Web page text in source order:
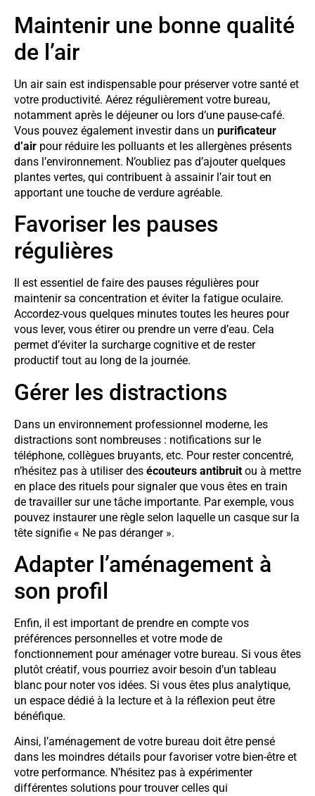
Maintenir une bonne qualité
de l’air
Un air sain est indispensable pour préserver votre santé et
votre productivité. Aérez régulièrement votre bureau,
notamment après le déjeuner ou lors d’une pause-café.
Vous pouvez également investir dans un purificateur
d’air pour réduire les polluants et les allergènes présents
dans l’environnement. N’oubliez pas d’ajouter quelques
plantes vertes, qui contribuent à assainir l’air tout en
apportant une touche de verdure agréable.
Favoriser les pauses
régulières
Il est essentiel de faire des pauses régulières pour
maintenir sa concentration et éviter la fatigue oculaire.
Accordez-vous quelques minutes toutes les heures pour
vous lever, vous étirer ou prendre un verre d’eau. Cela
permet d’éviter la surcharge cognitive et de rester
productif tout au long de la journée.
Gérer les distractions
Dans un environnement professionnel moderne, les
distractions sont nombreuses : notifications sur le
téléphone, collègues bruyants, etc. Pour rester concentré,
n’hésitez pas à utiliser des écouteurs antibruit ou à mettre
en place des rituels pour signaler que vous êtes en train
de travailler sur une tâche importante. Par exemple, vous
pouvez instaurer une règle selon laquelle un casque sur la
tête signifie « Ne pas déranger ».
Adapter l’aménagement à
son profil
Enfin, il est important de prendre en compte vos
préférences personnelles et votre mode de
fonctionnement pour aménager votre bureau. Si vous êtes
plutôt créatif, vous pourriez avoir besoin d’un tableau
blanc pour noter vos idées. Si vous êtes plus analytique,
un espace dédié à la lecture et à la réflexion peut être
bénéfique.
Ainsi, l’aménagement de votre bureau doit être pensé
dans les moindres détails pour favoriser votre bien-être et
votre performance. N’hésitez pas à expérimenter
différentes solutions pour trouver celles qui